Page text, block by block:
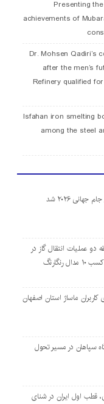
Presenting
achievements of
Dr. Mohsen Qadiri’s
after the men’s
Refinery qualified
Isfahan iron smelting
among the steel
۲۰۲۶ شد
عملیات انتقال گاز در
ماساژ استان اصفهان
سپاهان در مسیر تحول
تخصصی، قطب اول ایران در شنای